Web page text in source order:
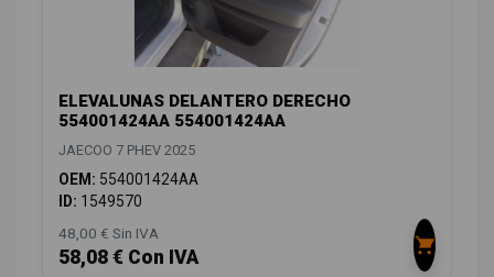
ELEVALUNAS DELANTERO DERECHO
554001424AA 554001424AA
JAECOO 7 PHEV 2025
OEM: 554001424AA
ID: 1549570
48,00 € Sin IVA
58,08 € Con IVA